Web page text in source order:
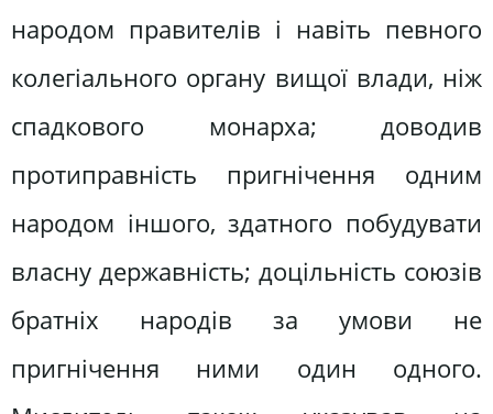
народом правителів і навіть певного
колегіального органу вищої влади, ніж
спадкового монарха; доводив
протиправність пригнічення одним
народом іншого, здатного побудувати
власну державність; доцільність союзів
братніх народів за умови не
пригнічення ними один одного.